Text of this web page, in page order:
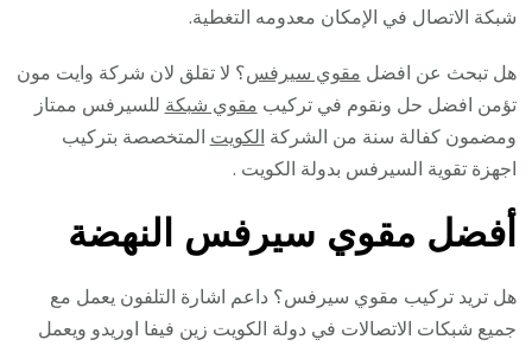
شبكة الاتصال في الإمكان معدومه التغطية.
هل تبحث عن افضل مقوي سيرفس؟ لا تقلق لان شركة وايت مون
تؤمن افضل حل ونقوم في تركيب مقوي شبكة للسيرفس ممتاز
ومضمون كفالة سنة من الشركة الكويت المتخصصة بتركيب
اجهزة تقوية السيرفس بدولة الكويت .
أفضل مقوي سيرفس النهضة
هل تريد تركيب مقوي سيرفس؟ داعم اشارة التلفون يعمل مع
جميع شبكات الاتصالات في دولة الكويت زين فيفا اوريدو ويعمل